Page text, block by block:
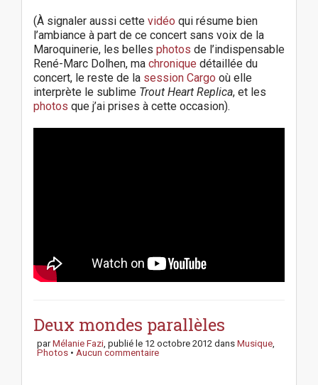
(À signaler aussi cette vidéo qui résume bien
l’ambiance à part de ce concert sans voix de la
Maroquinerie, les belles photos de l’indispensable
René-Marc Dolhen, ma chronique détaillée du
concert, le reste de la session Cargo où elle
interprète le sublime Trout Heart Replica, et les
photos que j’ai prises à cette occasion).
s
t
n
Deux mondes parallèles
parMélanie Fazi , publié le 12 octobre 2012 dans Musique
Photos • Aucun commentaire